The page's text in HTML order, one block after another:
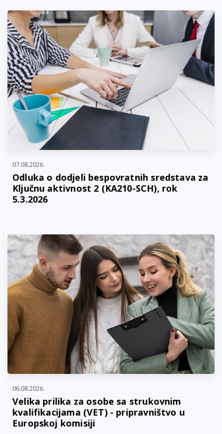
07.08.2026.
Odluka o dodjeli bespovratnih sredstava za
Ključnu aktivnost 2 (KA210-SCH), rok
5.3.2026
06.08.2026.
Velika prilika za osobe sa strukovnim
kvalifikacijama (VET) - pripravništvo u
Europskoj komisiji